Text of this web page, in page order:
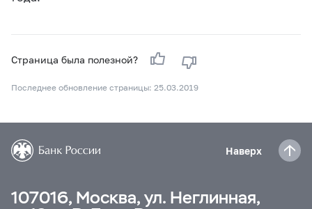
Страница была полезной?
Последнее обновление страницы: 25.03.2019
Наверх
107016, Москва, ул. Неглинная,